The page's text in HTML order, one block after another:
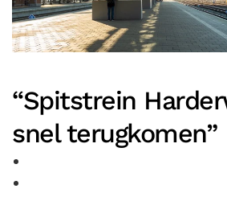
“Spitstrein
snel terugkomen”